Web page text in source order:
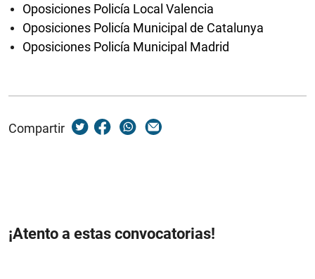
Oposiciones Policía Local Valencia
Oposiciones Policía Municipal de Catalunya
Oposiciones Policía Municipal Madrid
Compartir
¡Atento a estas convocatorias!